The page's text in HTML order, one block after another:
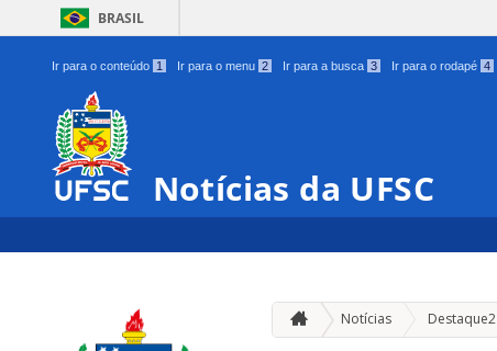
BRASIL
Ir para o conteúdo 1 Ir para o menu 2 Ir para a busca 3 Ir para o rodapé 4
Notícias da UFSC
Notícias Destaque2